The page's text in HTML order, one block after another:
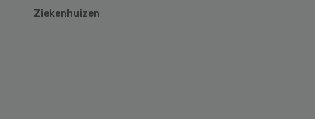
Ziekenhuizen